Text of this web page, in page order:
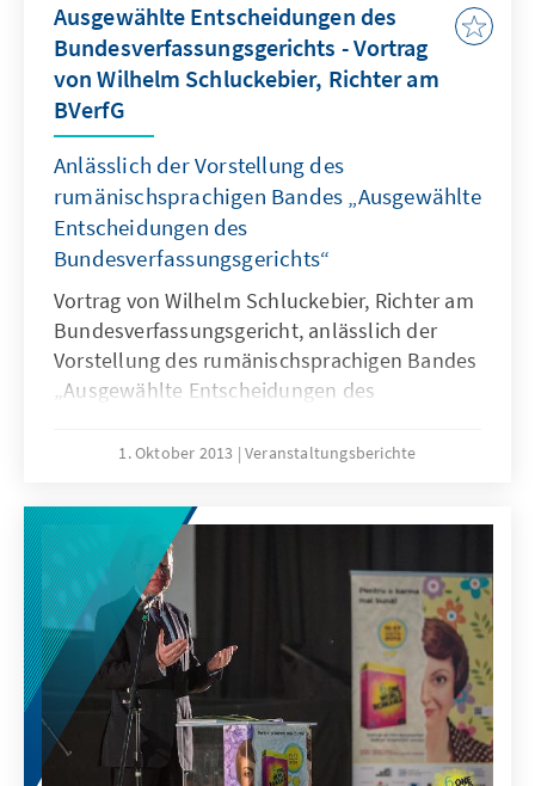
Ausgewählte Entscheidungen des
Bundesverfassungsgerichts - Vortrag
von Wilhelm Schluckebier, Richter am
BVerfG
Anlässlich der Vorstellung des
rumänischsprachigen Bandes „Ausgewählte
Entscheidungen des
Bundesverfassungsgerichts“
Vortrag von Wilhelm Schluckebier, Richter am
Bundesverfassungsgericht, anlässlich der
Vorstellung des rumänischsprachigen Bandes
„Ausgewählte Entscheidungen des
September 2013.
1. Oktober 2013 Veranstaltungsberichte